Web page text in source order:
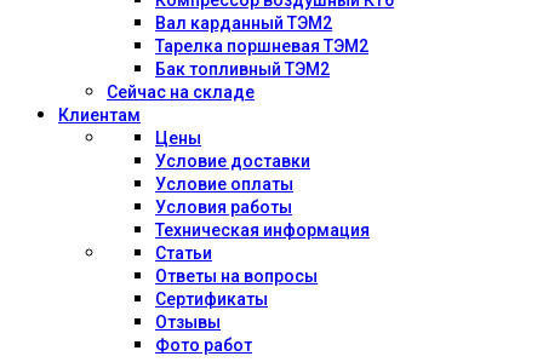
Вал карданный ТЭМ2
Тарелка поршневая ТЭМ2
Бак топливный ТЭМ2
Сейчас на складе
Клиентам
Цены
Условие доставки
Условие оплаты
Условия работы
Техническая информация
Статьи
Ответы на вопросы
Сертификаты
Отзывы
Фото работ